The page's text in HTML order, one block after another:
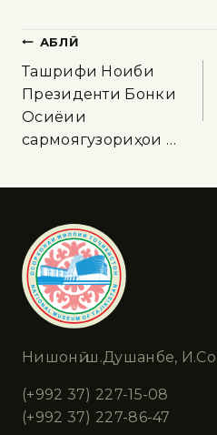
ҚАБЛӢ
Ташрифи Ноиби
Президенти Бонки
Осиёии
сармоягузориҳои …
Нишонӣ: ш.Душанбе,
(+992 37) 227-15-08
(+992 37) 227-86-47